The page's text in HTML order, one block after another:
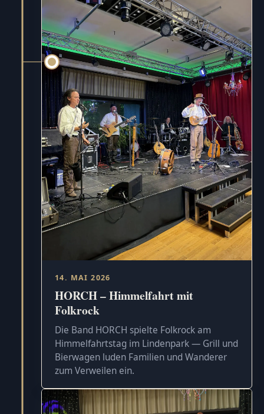
14. MAI 2026
HORCH – Himmelfahrt mit
Folkrock
Die Band HORCH spielte Folkrock am
Himmelfahrtstag im Lindenpark — Grill und
Bierwagen luden Familien und Wanderer
zum Verweilen ein.